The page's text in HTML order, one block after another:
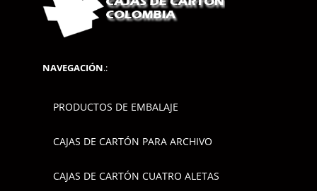
NAVEGACIÓN.:
PRODUCTOS DE EMBALAJE
CAJAS DE CARTÓN PARA ARCHIVO
CAJAS DE CARTÓN CUATRO ALETAS